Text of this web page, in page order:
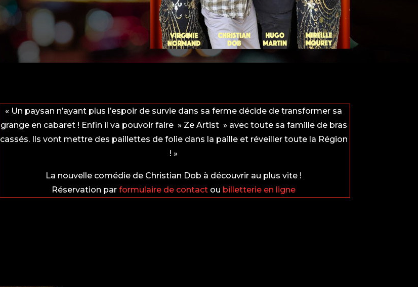
« Un paysan n’ayant plus l’espoir de survie dans sa ferme décide de transformer sa
grange en cabaret ! Enfin il va pouvoir faire » Ze Artist » avec toute sa famille de bras
cassés. Ils vont mettre des paillettes de folie dans la paille et réveiller toute la Région
! »
La nouvelle comédie de Christian Dob à découvrir au plus vite !
Réservation parformulaire de contact ou billetterie en ligne